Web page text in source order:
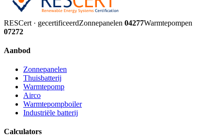
RESCert · gecertificeerdZonnepanelen 04277Warmtepompen
07272
Aanbod
Zonnepanelen
Thuisbatterij
Warmtepomp
Airco
Warmtepompboiler
Industriële batterij
Calculators